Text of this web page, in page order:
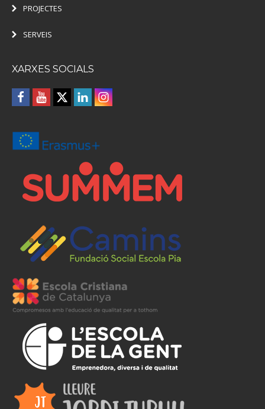
PROJECTES
SERVEIS
XARXES SOCIALS